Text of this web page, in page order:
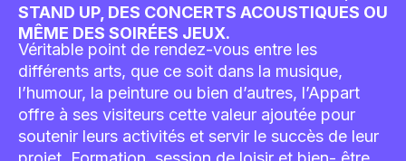
SALLES SONT TOTALEMENT DÉDIÉES À LA
CULTURE AVEC DES COURS DE THÉÂTRE, DU
STAND UP, DES CONCERTS ACOUSTIQUES OU
MÊME DES SOIRÉES JEUX.
Véritable point de rendez-vous entre les
différents arts, que ce soit dans la musique,
l’humour, la peinture ou bien d’autres, l’Appart
offre à ses visiteurs cette valeur ajoutée pour